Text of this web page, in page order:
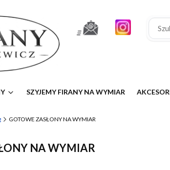
SZYJEMY FIRANY NA WYMIAR
GOTOWE ZASŁONY NA WYMIAR
NA WYMIAR